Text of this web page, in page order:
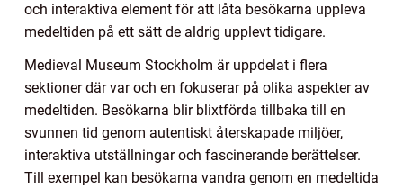
och interaktiva element för att låta besökarna uppleva
medeltiden på ett sätt de aldrig upplevt tidigare.
Medieval Museum Stockholm är uppdelat i flera
sektioner där var och en fokuserar på olika aspekter av
medeltiden. Besökarna blir blixtförda tillbaka till en
svunnen tid genom autentiskt återskapade miljöer,
interaktiva utställningar och fascinerande berättelser.
Till exempel kan besökarna vandra genom en medeltida